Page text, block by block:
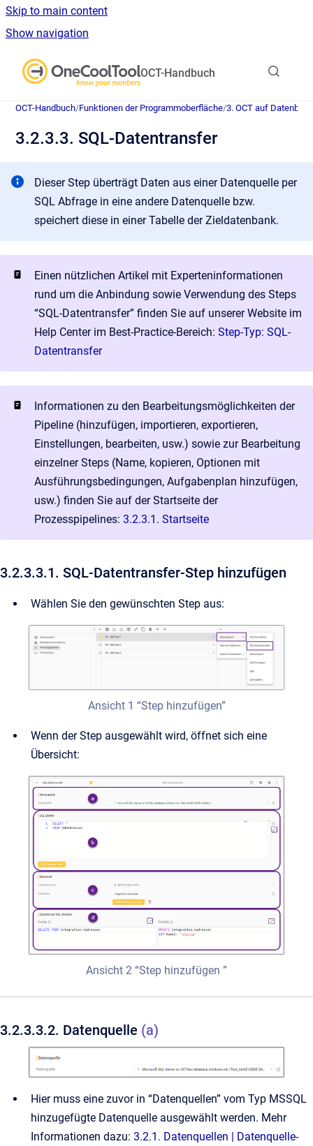
Skip to main content
Show navigation
OCT-Handbuch
OCT-Handbuch/Funktionen der Programmoberfläche/3. OCT auf
3.2.3.3. SQL-Datentransfer
Dieser Step überträgt Daten aus einer Datenquelle per
SQL Abfrage in eine andere Datenquelle bzw.
speichert diese in einer Tabelle der Zieldatenbank.
Einen nützlichen Artikel mit Experteninformationen
rund um die Anbindung sowie Verwendung des Steps
“SQL-Datentransfer” finden Sie auf unserer Website im
Help Center im Best-Practice-Bereich: Step-Typ: SQL-
Datentransfer
Informationen zu den Bearbeitungsmöglichkeiten der
Pipeline (hinzufügen, importieren, exportieren,
Einstellungen, bearbeiten, usw.) sowie zur Bearbeitung
einzelner Steps (Name, kopieren, Optionen mit
Ausführungsbedingungen, Aufgabenplan hinzufügen,
usw.) finden Sie auf der Startseite der
Prozesspipelines: 3.2.3.1. Startseite
3.2.3.3.1. SQL-Datentransfer-Step hinzufügen
Wählen Sie den gewünschten Step aus:
Ansicht 1 “Step hinzufügen”
Wenn der Step ausgewählt wird, öffnet sich eine
Übersicht:
Ansicht 2 “Step hinzufügen ”
3.2.3.3.2. Datenquelle (a)
Hier muss eine zuvor in “Datenquellen” vom Typ MSSQL
hinzugefügte Datenquelle ausgewählt werden. Mehr
Informationen dazu: 3.2.1. Datenquellen | Datenquelle-